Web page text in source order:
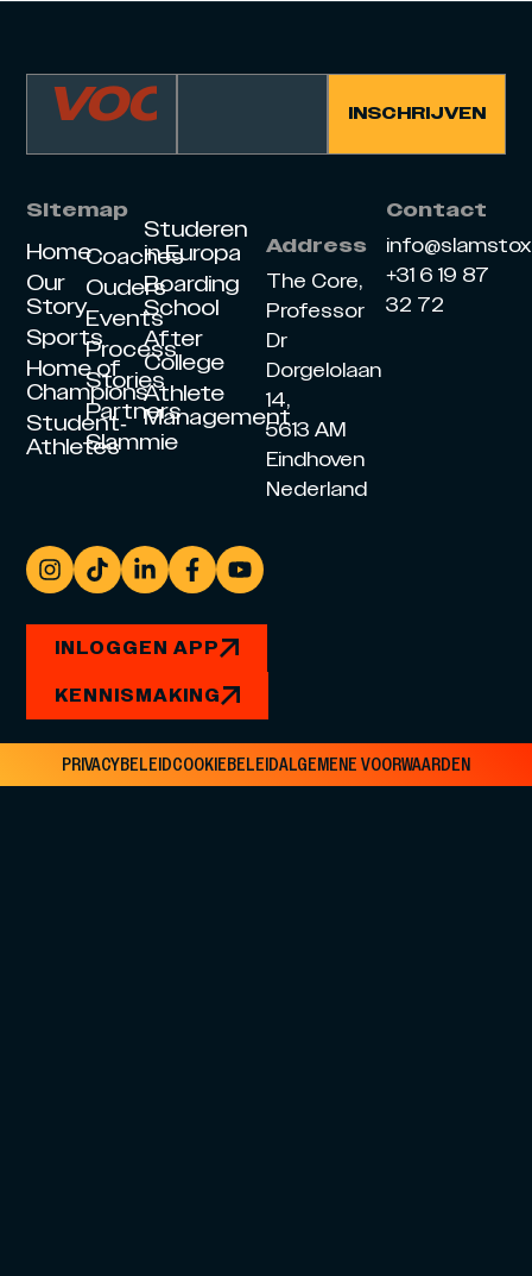
Sitemap
Home
Our
Story
Sports
Home of
Champions
Student-
Athletes
Coaches
Ouders
Events
Process
Stories
Partners
Slammie
Studeren
in Europa
Boarding
School
After
College
Athlete
Management
Address
The Core,
Professor
Dr
Dorgelolaan
14,
5613 AM
Eindhoven
Nederland
Contact
+31 6 19 87
32 72
INLOGGEN APP
KENNISMAKING
PRIVACYBELEIDCOOKIEBELEIDALGEMENE VOORWAARDEN